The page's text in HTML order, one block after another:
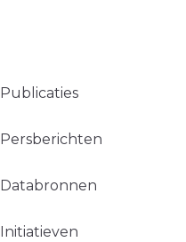
Publicaties
Persberichten
Databronnen
Initiatieven